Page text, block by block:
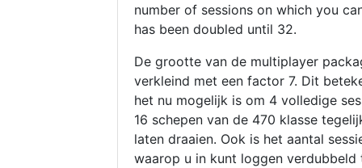
number of sessions on which you
has been doubled until 32.
De grootte van de multiplayer
verkleind met een factor 7. Dit
het nu mogelijk is om 4 volledige
16 schepen van de 470 klasse
laten draaien. Ook is het aantal
waarop u in kunt loggen verdubbeld